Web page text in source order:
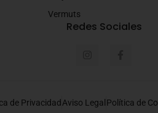
Vermuts
Redes Sociales
de Privacidad Aviso Legal Política de